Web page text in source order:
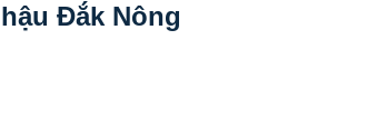
Đắk Nông